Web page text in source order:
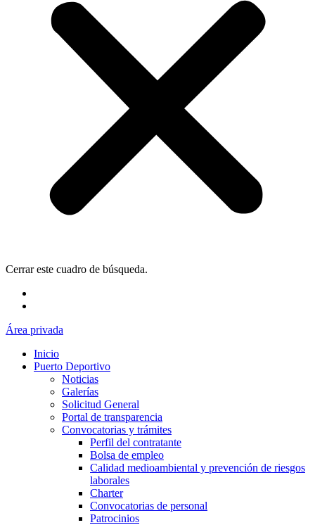
Cerrar este cuadro de búsqueda.
Área privada
Inicio
Puerto Deportivo
Noticias
Galerías
Solicitud General
Portal de transparencia
Convocatorias y trámites
Perfil del contratante
Bolsa de empleo
Calidad medioambiental y prevención de riesgos
laborales
Charter
Convocatorias de personal
Patrocinios